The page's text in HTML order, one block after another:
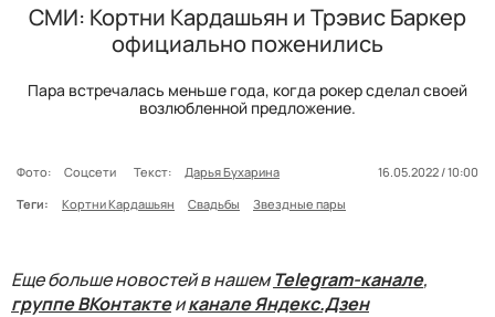
CМИ: Кортни Кардашьян и Трэвис Баркер
официально поженились
Пара встречалась меньше года, когда рокер сделал своей
возлюбленной предложение.
Фото: Соцсети Текст: Дарья Бухарина
16.05.2022 / 10:00
Теги:
Кортни Кардашьян Свадьбы Звездные пары
Еще больше новостей в нашемTelegram-канале,
группе ВКонтактеиканале Яндекс.Дзен